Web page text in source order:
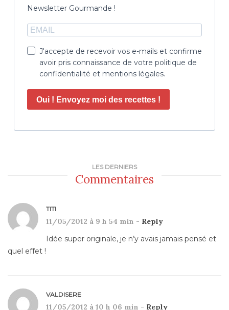
Newsletter Gourmande !
J'accepte de recevoir vos e-mails et confirme
avoir pris connaissance de votre politique de
confidentialité et mentions légales.
Oui ! Envoyez moi des recettes !
LES DERNIERS
Commentaires
TITI
11/05/2012 à 9 h 54 min - Reply
Idée super originale, je n’y avais jamais pensé et
quel effet !
VALDISERE
11/05/2012 à 10 h 06 min - Reply